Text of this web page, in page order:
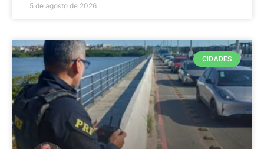
5 de agosto de 2026
CIDADES